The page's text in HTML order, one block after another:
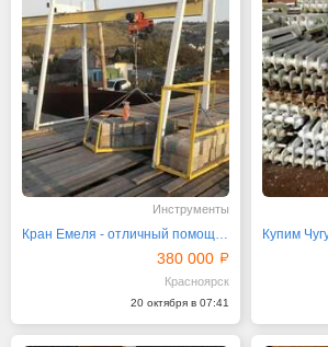
Инструменты
Кран Емеля - отличный помощник при строительстве дома
380 000
Красноярск
20 октября в 07:41